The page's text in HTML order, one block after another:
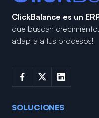
ClickBalance es un ERP
que buscan crecimiento.
adapta a tus procesos!
SOLUCIONES